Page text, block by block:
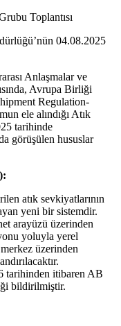
Toplantısı
04.08.2025
Anlaşmalar ve
Avrupa Birliği
Regulation-
ele alındığı Atık
tarihinde
görüşülen hususlar
atık sevkiyatlarının
yeni bir sistemdir.
arayüzü üzerinden
yoluyla yerel
üzerinden
tarihinden itibaren AB
bildirilmiştir.